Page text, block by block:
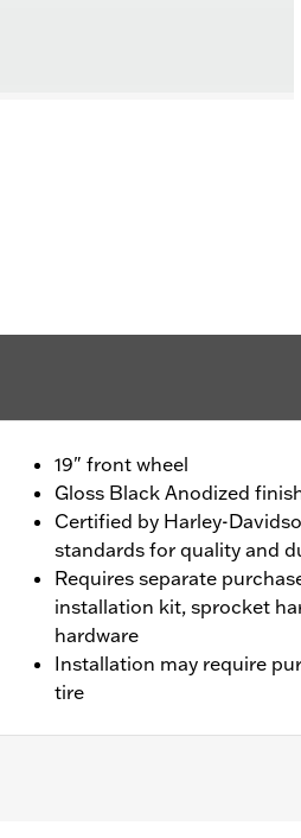
19" front wheel
Gloss Black Anodized
Certified by Harley-
standards for quality and
Requires separate
installation kit, sprocket
hardware
Installation may require
tire